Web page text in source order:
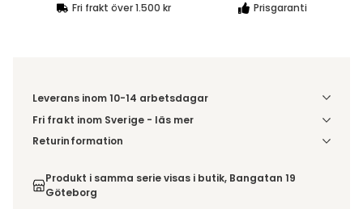
Fri frakt över 1.500 kr Prisgaranti
Leverans inom 10-14 arbetsdagar
Fri frakt inom Sverige - läs mer
Denna vara skickas till ett ombud. Du väljer själv i kassan
varan ihop med andra produkter skickas hela ordern
tillsammans med samma fraktalternativ.
Returinformation
order, enligt distansavtalslagen.
Produkt i samma serie visas i butik, Bangatan 19
Göteborg